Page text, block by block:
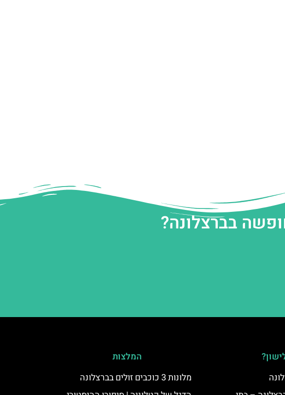
בברצלונה?
המלצות
מלונות 3 כוכבים זולים בברצלונה